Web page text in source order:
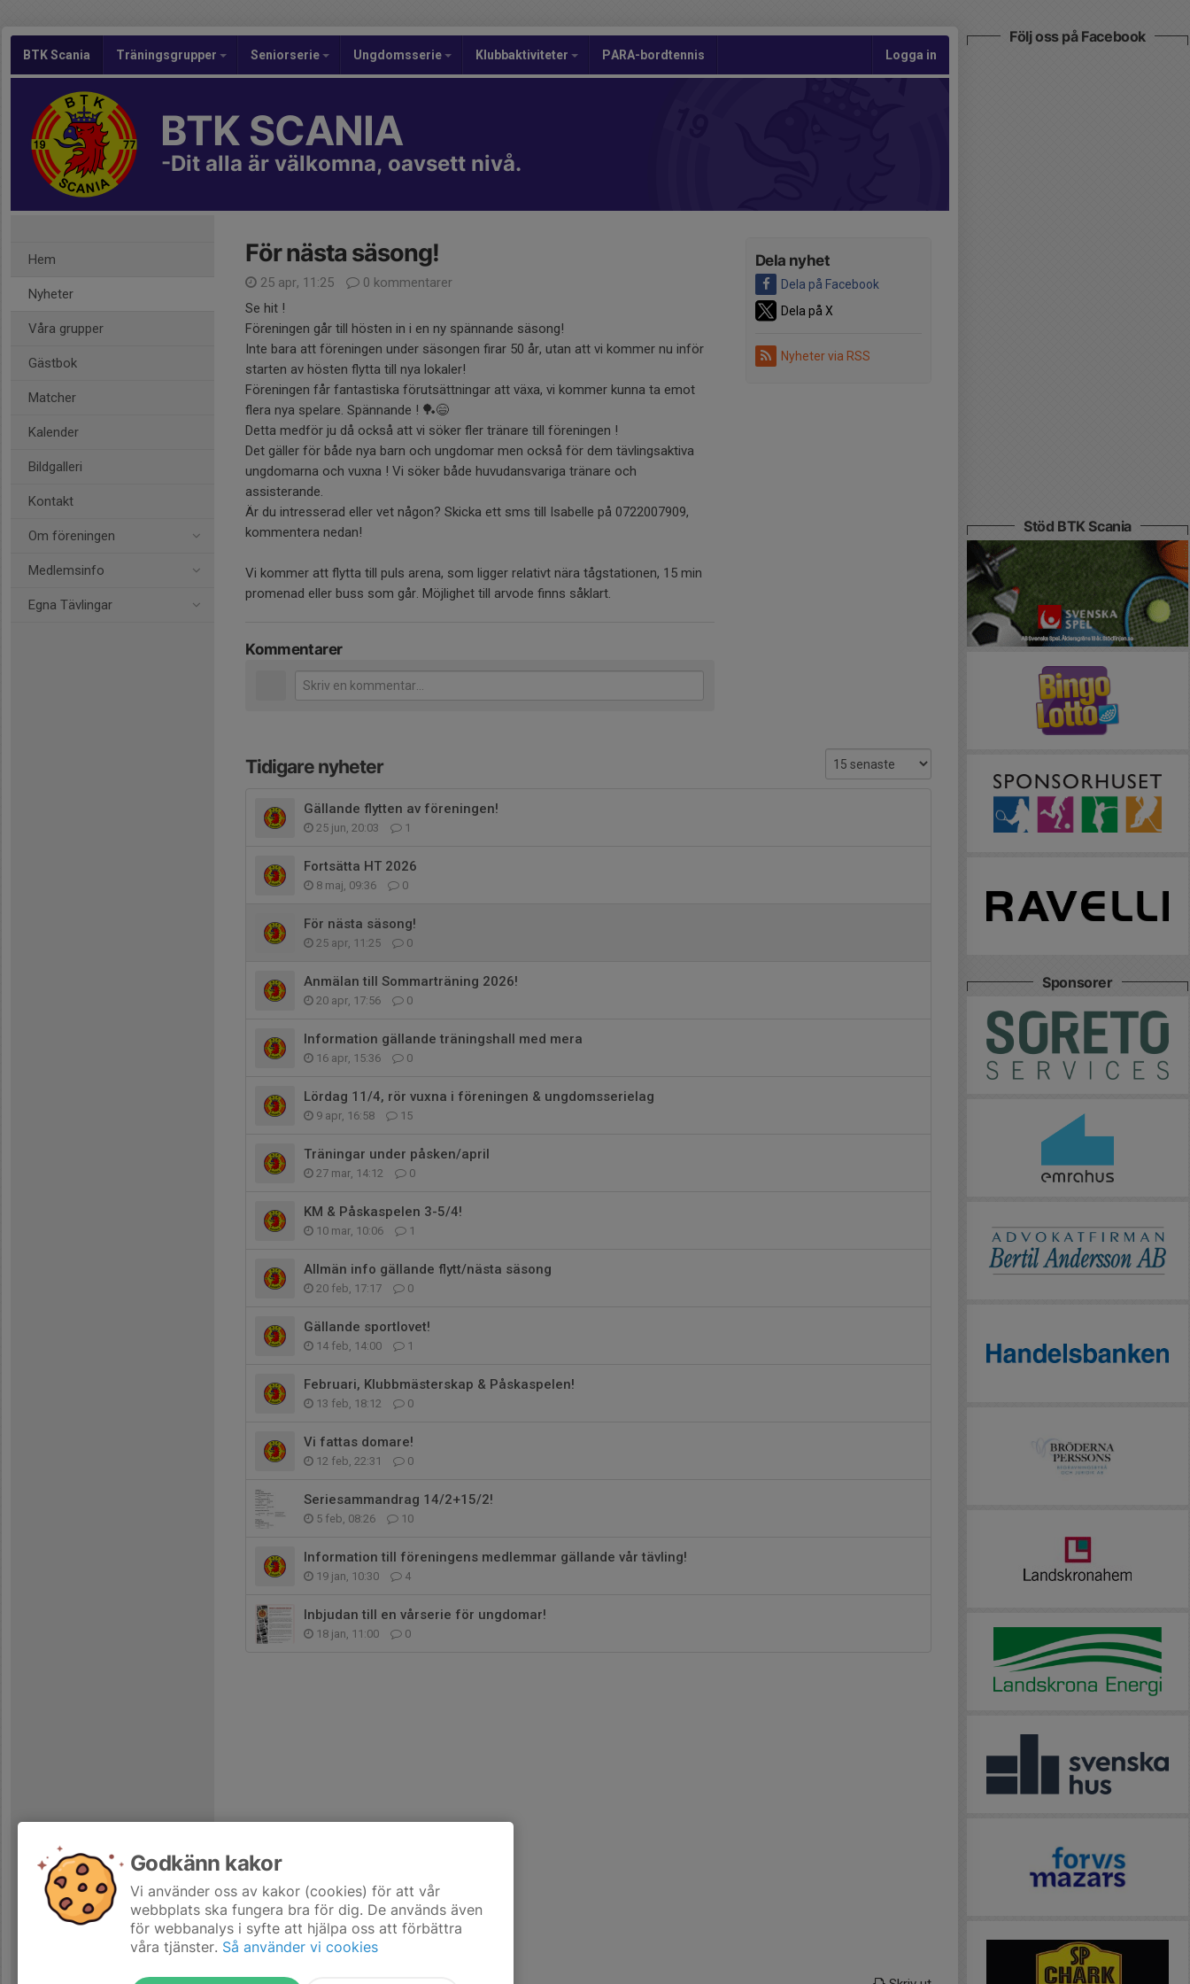
BTK Scania Träningsgrupper Seniorserie Ungdomsserie Klubbaktiviteter PARA-bordtennis Logga in
BTK SCANIA
-Dit alla är välkomna, oavsett nivå.
Hem
Nyheter
Våra grupper
Gästbok
Matcher
Kalender
Bildgalleri
Kontakt
Om föreningen
Medlemsinfo
Egna Tävlingar
Dela nyhet
Dela på Facebook
Dela på X
Nyheter via RSS
För nästa säsong!
25 apr, 11:25
0 kommentarer
Se hit !
Föreningen går till hösten in i en ny spännande säsong!
Inte bara att föreningen under säsongen firar 50 år, utan att vi kommer nu inför
starten av hösten flytta till nya lokaler!
Föreningen får fantastiska förutsättningar att växa, vi kommer kunna ta emot
flera nya spelare. Spännande ! 🏓😄
Detta medför ju då också att vi söker fler tränare till föreningen !
Det gäller för både nya barn och ungdomar men också för dem tävlingsaktiva
ungdomarna och vuxna ! Vi söker både huvudansvariga tränare och
assisterande.
Är du intresserad eller vet någon? Skicka ett sms till Isabelle på 0722007909,
kommentera nedan!
Vi kommer att flytta till puls arena, som ligger relativt nära tågstationen, 15 min
promenad eller buss som går. Möjlighet till arvode finns såklart.
Kommentarer
Tidigare nyheter
Gällande flytten av föreningen!
25 jun, 20:03 1
Fortsätta HT 2026
8 maj, 09:36 0
För nästa säsong!
25 apr, 11:25 0
Anmälan till Sommarträning 2026!
20 apr, 17:56 0
Information gällande träningshall med mera
16 apr, 15:36 0
Lördag 11/4, rör vuxna i föreningen & ungdomsserielag
9 apr, 16:58 15
Träningar under påsken/april
27 mar, 14:12 0
KM & Påskaspelen 3-5/4!
10 mar, 10:06 1
Allmän info gällande flytt/nästa säsong
20 feb, 17:17 0
Gällande sportlovet!
14 feb, 14:00 1
Februari, Klubbmästerskap & Påskaspelen!
13 feb, 18:12 0
Vi fattas domare!
12 feb, 22:31 0
Seriesammandrag 14/2+15/2!
5 feb, 08:26 10
Information till föreningens medlemmar gällande vår tävling!
19 jan, 10:30 4
Inbjudan till en vårserie för ungdomar!
18 jan, 11:00 0
Följ oss på Facebook
Stöd BTK Scania
Sponsorer
Godkänn kakor
Vi använder oss av kakor (cookies) för att vår
webbplats ska fungera bra för dig. De används även
för webbanalys i syfte att hjälpa oss att förbättra
våra tjänster. Så använder vi cookies